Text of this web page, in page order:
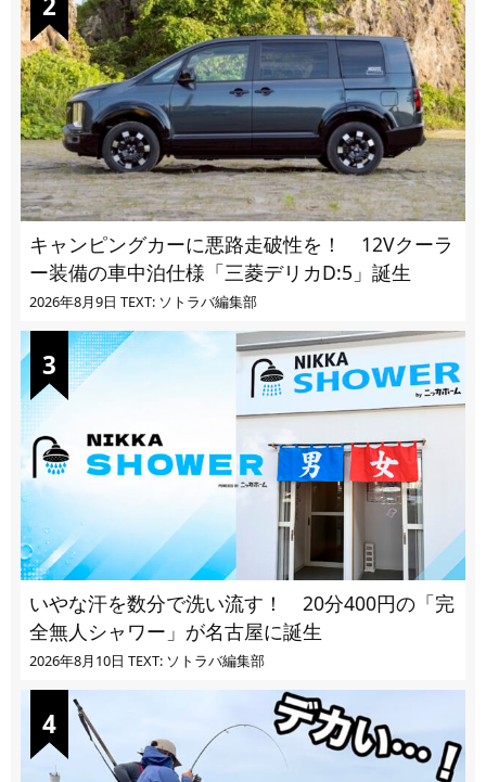
キャンピングカーに悪路走破性を！ 12Vクーラ
ー装備の車中泊仕様「三菱デリカD:5」誕生
2026年8月9日 TEXT: ソトラバ編集部
いやな汗を数分で洗い流す！ 20分400円の「完
全無人シャワー」が名古屋に誕生
2026年8月10日 TEXT: ソトラバ編集部